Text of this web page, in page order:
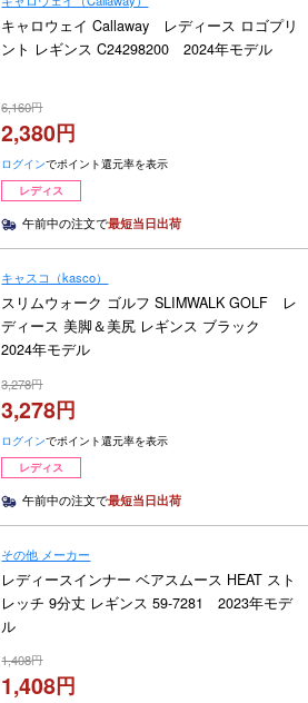
キャロウェイ Callaway レディース ロゴプリ
ント レギンス C24298200 2024年モデル
6,160
2,380
ログインでポイント還元率を表示
レディス
午前中の注文で最短当日出荷
キャスコ（kasco）
スリムウォーク ゴルフ SLIMWALK GOLF レ
ディース 美脚＆美尻 レギンス ブラック
2024年モデル
3,278
3,278
ログインでポイント還元率を表示
レディス
午前中の注文で最短当日出荷
その他 メーカー
レディースインナー ベアスムース HEAT スト
レッチ 9分丈 レギンス 59-7281 2023年モデ
ル
1,408
1,408